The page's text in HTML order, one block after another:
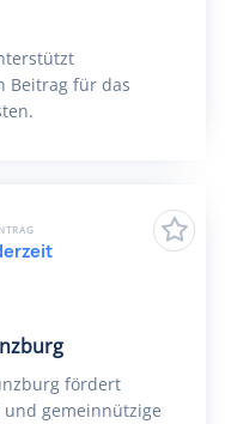
Beitrag für das
fördert
gemeinnützige